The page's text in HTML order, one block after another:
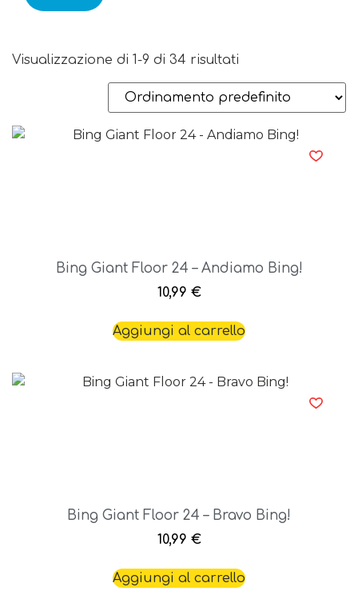
Visualizzazione di 1-9 di 34 risultati
Bing Giant Floor 24 – Andiamo Bing!
10,99 €
Aggiungi al carrello
Bing Giant Floor 24 – Bravo Bing!
10,99 €
Aggiungi al carrello